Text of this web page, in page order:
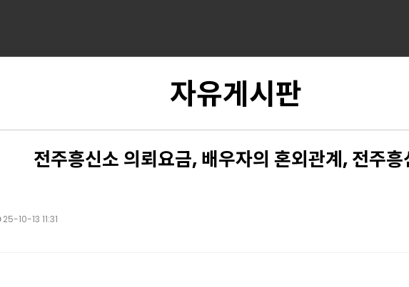
자유게시판
전주흥신소 의뢰요금, 배우자의 혼외관계, 전주흥
25-10-13 11:31